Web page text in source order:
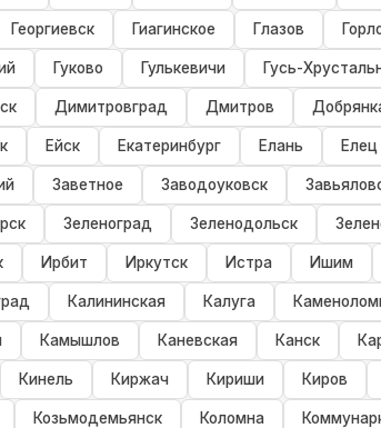
Георгиевск Гиагинское Глазов
Гуково Гулькевичи Гусь-
Димитровград Дмитров
Ейск Екатеринбург Елань Елец
Заветное Заводоуковск
Зеленоград Зеленодольск
Ирбит Иркутск Истра Ишим
Калининская Калуга
Камышлов Каневская Канск
Кинель Киржач Кириши Киров
Козьмодемьянск Коломна